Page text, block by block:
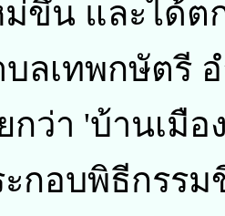
ขึ้น และได้ต
บลเทพกษัตรี
กว่า 'บ้านเมื
ะกอบพิธีกรร